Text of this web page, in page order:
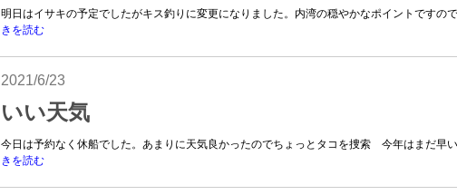
明日はイサキの予定でしたがキス釣りに変更になりました。内湾の穏やかなポイントですの
きを読む
2021/6/23
いい天気
今日は予約なく休船でした。あまりに天気良かったのでちょっとタコを捜索 今年はまだ早
きを読む